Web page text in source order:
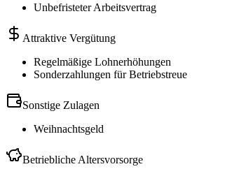
Unbefristeter Arbeitsvertrag
Attraktive Vergütung
Regelmäßige Lohnerhöhungen
Sonderzahlungen für Betriebstreue
Sonstige Zulagen
Weihnachtsgeld
Betriebliche Altersvorsorge